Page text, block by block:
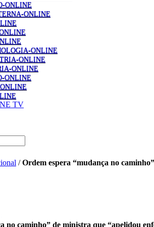
ONLINE
ONLINE
ONLINE
ONLINE
ONLINE
ONLINE
TV
/Ordem espera “mudança no
no caminho” de ministra que “apelidou